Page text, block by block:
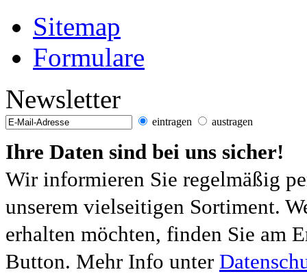
Sitemap
Formulare
Newsletter
eintragen austragen
Ihre Daten sind bei uns sicher!
Wir informieren Sie regelmäßig
unserem vielseitigen Sortiment.
erhalten möchten, finden Sie am
Button. Mehr Info unter